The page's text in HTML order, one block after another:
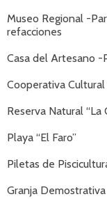
Museo Regional -
refacciones
Casa del Artesano -
Cooperativa
Reserva Natural “La
Playa “El Faro”
Piletas de
Granja Demostrativa